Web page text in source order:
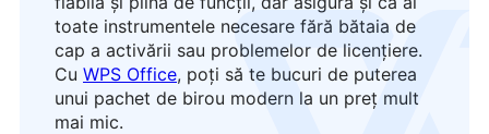
toate instrumentele necesare fără bătaia de
cap a activării sau problemelor de licențiere.
Cu WPS Office, poți să te bucuri de puterea
unui pachet de birou modern la un preț mult
mai mic.
logo